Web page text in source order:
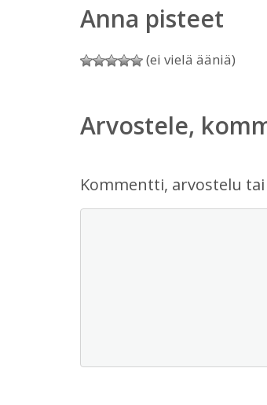
Anna pisteet
(ei vielä ääniä)
Arvostele,
Kommentti, arvostelu